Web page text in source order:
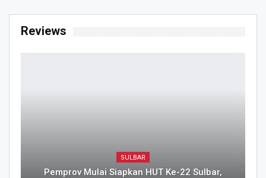
Reviews
SULBAR
Pemprov Mulai Siapkan HUT Ke-22 Sulbar,